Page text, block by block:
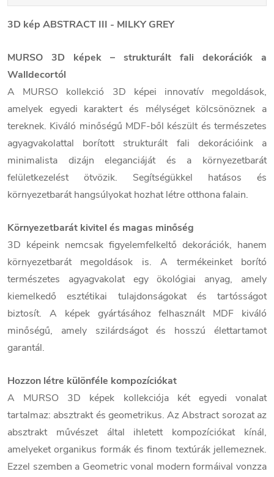
3D kép ABSTRACT III - MILKY GREY
MURSO 3D képek – strukturált fali dekorációk a
Walldecortól
A MURSO kollekció 3D képei innovatív megoldások,
amelyek egyedi karaktert és mélységet kölcsönöznek a
tereknek. Kiváló minőségű MDF-ből készült és természetes
agyagvakolattal borított strukturált fali dekorációink a
minimalista dizájn eleganciáját és a környezetbarát
felületkezelést ötvözik. Segítségükkel hatásos és
környezetbarát hangsúlyokat hozhat létre otthona falain.
Környezetbarát kivitel és magas minőség
3D képeink nemcsak figyelemfelkeltő dekorációk, hanem
környezetbarát megoldások is. A termékeinket borító
természetes agyagvakolat egy ökológiai anyag, amely
kiemelkedő esztétikai tulajdonságokat és tartósságot
biztosít. A képek gyártásához felhasznált MDF kiváló
minőségű, amely szilárdságot és hosszú élettartamot
garantál.
Hozzon létre különféle kompozíciókat
A MURSO 3D képek kollekciója két egyedi vonalat
tartalmaz: absztrakt és geometrikus. Az Abstract sorozat az
absztrakt művészet által ihletett kompozíciókat kínál,
amelyeket organikus formák és finom textúrák jellemeznek.
Ezzel szemben a Geometric vonal modern formáival vonzza